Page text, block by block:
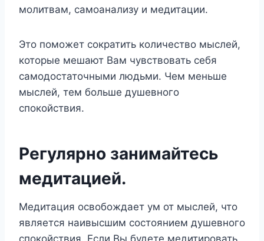
молитвам, самоанализу и медитации.
Это поможет сократить количество мыслей,
которые мешают Вам чувствовать себя
самодостаточными людьми. Чем меньше
мыслей, тем больше душевного
спокойствия.
Регулярно занимайтесь
медитацией.
Медитация освобождает ум от мыслей, что
является наивысшим состоянием душевного
спокойствия. Если Вы будете медитировать